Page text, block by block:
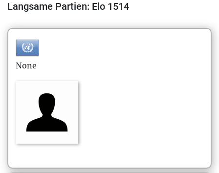
Langsame Partien: Elo 1514
None